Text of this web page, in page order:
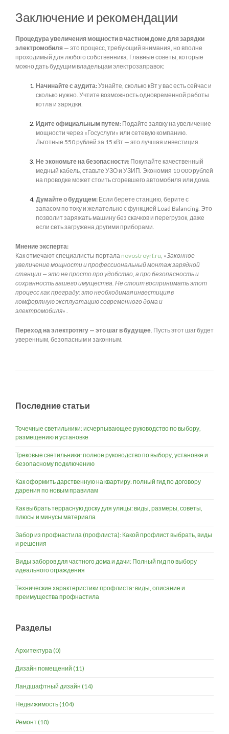
Заключение и рекомендации
Процедура увеличения мощности в частном доме для зарядки
электромобиля — это процесс, требующий внимания, но вполне
проходимый для любого собственника. Главные советы, которые
можно дать будущим владельцам электрозаправок:
Начинайте с аудита:Узнайте, сколько кВт у вас есть сейчас и
сколько нужно. Учтите возможность одновременной работы
котла и зарядки.
Идите официальным путем: Подайте заявку на увеличение
мощности через «Госуслуги» или сетевую компанию.
Льготные 550 рублей за 15 кВт — это лучшая инвестиция.
Не экономьте на безопасности: Покупайте качественный
медный кабель, ставьте УЗО и УЗИП. Экономия 10 000 рублей
на проводке может стоить сгоревшего автомобиля или дома.
Думайте о будущем: Если берете станцию, берите с
запасом по току и желательно с функцией Load Balancing. Это
позволит заряжать машину без скачков и перегрузок, даже
если сеть загружена другими приборами.
Мнение эксперта:
Как отмечают специалисты портала novostroyrf.ru , «Законное
увеличение мощности и профессиональный монтаж зарядной
станции — это не просто про удобство, а про безопасность и
сохранность вашего имущества. Не стоит воспринимать этот
процесс как преграду; это необходимая инвестиция в
комфортную эксплуатацию современного дома и
электромобиля» .
Переход на электротягу — это шаг в будущее . Пусть этот шаг будет
уверенным, безопасным и законным.
Последние статьи
Точечные светильники: исчерпывающее руководство по выбору,
размещению и установке
Трековые светильники: полное руководство по выбору, установке и
безопасному подключению
Как оформить дарственную на квартиру: полный гид по договору
дарения по новым правилам
Как выбрать террасную доску для улицы: виды, размеры, советы,
плюсы и минусы материала
Забор из профнастила (профлиста): Какой профлист выбрать, виды
и решения
Виды заборов для частного дома и дачи: Полный гид по выбору
идеального ограждения
Технические характеристики профлиста: виды, описание и
преимущества профнастила
Разделы
Архитектура (0)
Дизайн помещений (11)
Ландшафтный дизайн (14)
Недвижимость(104)
Ремонт(10)